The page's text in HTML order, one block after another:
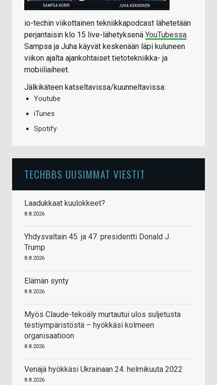
io-techin viikottainen tekniikkapodcast lähetetään
perjantaisin klo 15 live-lähetyksenä YouTubessa.
Sampsa ja Juha käyvät keskenään läpi kuluneen
viikon ajalta ajankohtaiset tietotekniikka- ja
mobiiliaiheet.
Jälkikäteen katseltavissa/kuunneltavissa:
Youtube
iTunes
Spotify
TECHBBS UUSIMMAT VIESTIT
Laadukkaat kuulokkeet?
8.8.2026
Yhdysvaltain 45. ja 47. presidentti Donald J.
Trump
8.8.2026
Elämän synty
8.8.2026
Myös Claude-tekoäly murtautui ulos suljetusta
testiympäristöstä – hyökkäsi kolmeen
organisaatioon
8.8.2026
Venäjä hyökkäsi Ukrainaan 24. helmikuuta 2022
8.8.2026